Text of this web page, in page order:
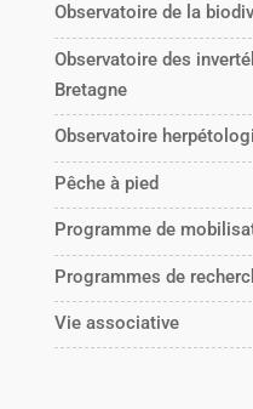
Observatoire de la
Observatoire des
Bretagne
Observatoire
Pêche à pied
Programme de
Programmes de
Vie associative